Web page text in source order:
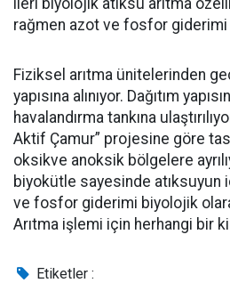
ileri biyolojik atıksu arıtma
rağmen azot ve fosfor giderimi
Fiziksel arıtma ünitelerinden
yapısına alınıyor. Dağıtım
havalandırma tankına
Aktif Çamur” projesine göre
oksikve anoksik bölgelere
biyokütle sayesinde atıksuyun
ve fosfor giderimi biyolojik
Arıtma işlemi için herhangi bir
Etiketler :